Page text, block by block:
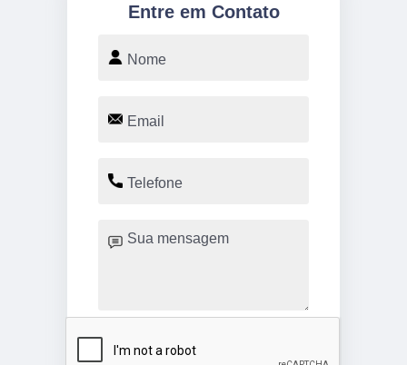
Entre em Contato